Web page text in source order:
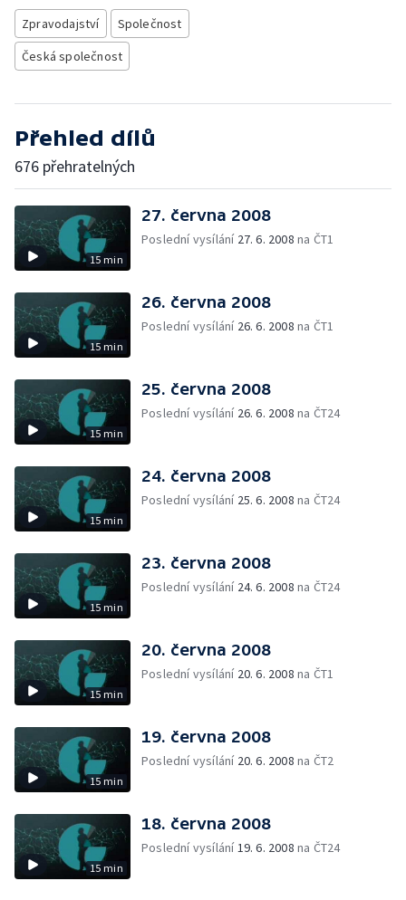
Zpravodajství
Společnost
Česká společnost
Přehled dílů
676 přehratelných
15 min
27. června 2008
Poslední vysílání 27. 6. 2008 na ČT1
15 min
26. června 2008
Poslední vysílání 26. 6. 2008 na ČT1
15 min
25. června 2008
Poslední vysílání 26. 6. 2008 na ČT24
15 min
24. června 2008
Poslední vysílání 25. 6. 2008 na ČT24
15 min
23. června 2008
Poslední vysílání 24. 6. 2008 na ČT24
15 min
20. června 2008
Poslední vysílání 20. 6. 2008 na ČT1
15 min
19. června 2008
Poslední vysílání 20. 6. 2008 na ČT2
15 min
18. června 2008
Poslední vysílání19. 6. 2008 na ČT24